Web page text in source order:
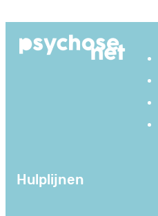
naar
Hulplijnen